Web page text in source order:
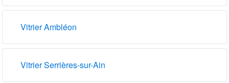
Vitrier Ambléon
Vitrier Serrières-sur-Ain